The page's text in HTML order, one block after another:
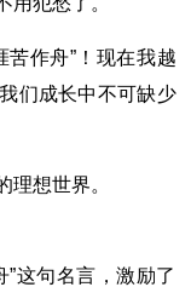
苦作舟”！现在我越
们成长中不可缺少
理想世界。
这句名言，激励了